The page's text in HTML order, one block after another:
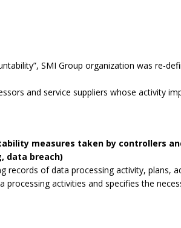
SMI Group organization was re-
and service suppliers whose activity
measures taken by controllers
data breach)
records of data processing activity,
activities and specifies the